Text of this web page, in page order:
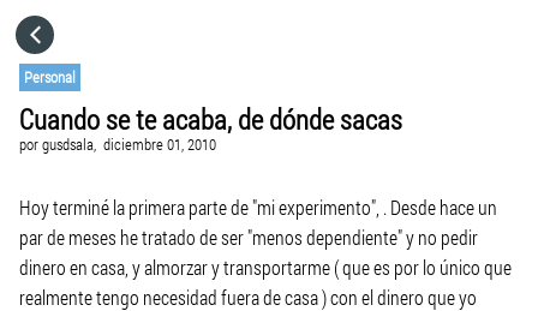
Personal
Cuando se te acaba, de dónde sacas
porgusdsala, diciembre 01, 2010
Hoy terminé la primera parte de "mi experimento", . Desde hace un
par de meses he tratado de ser "menos dependiente" y no pedir
dinero en casa, y almorzar y transportarme ( que es por lo único que
realmente tengo necesidad fuera de casa ) con el dinero que yo
CATEGORÍAS
VISITA EL SITIO WEB